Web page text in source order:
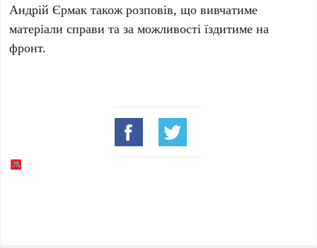
Андрій Єрмак також розповів, що вивчатиме
матеріали справи та за можливості їздитиме на
фронт.